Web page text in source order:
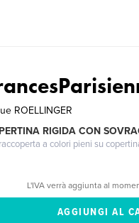
ROELLINGER
RIGIDA CON
a colori pieni su
L'IVA verrà aggiunta al